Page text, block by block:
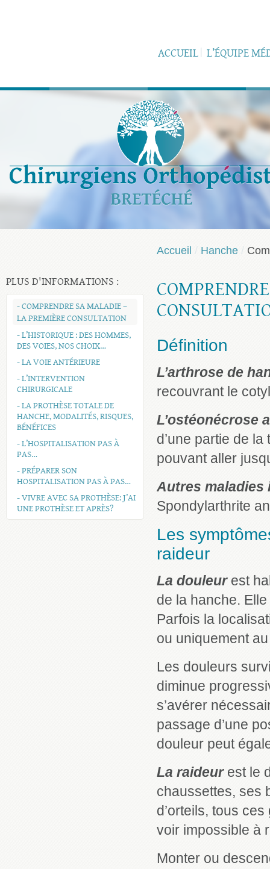
ACCUEIL L’ÉQUIPE
PLUS D'INFORMATIONS :
- COMPRENDRE SA MALADIE –
LA PREMIÈRE CONSULTATION
- L’HISTORIQUE : DES HOMMES,
DES VOIES, NOS CHOIX…
- LA VOIE ANTÉRIEURE
- L’INTERVENTION
CHIRURGICALE
- LA PROTHÈSE TOTALE DE
HANCHE, MODALITÉS, RISQUES,
BÉNÉFICES
- L’HOSPITALISATION PAS À
PAS…
- PRÉPARER SON
HOSPITALISATION PAS À PAS…
- VIVRE AVEC SA PROTHÈSE: J’AI
UNE PROTHÈSE ET APRÈS?
Accueil / Hanche
Définition
L’arthrose de
recouvrant le
L’ostéonécrose
d’une partie de
pouvant aller
Autres
Spondylarthrite
Les
raideur
La douleur est
de la hanche.
Parfois la
ou uniquement
Les douleurs
diminue
s’avérer
passage d’une
douleur peut
La raideur est le
chaussettes, ses
d’orteils, tous
voir impossible à
Monter ou